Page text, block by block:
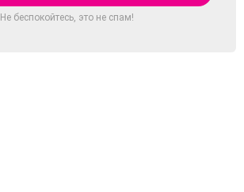
Не беспокойтесь, это не спам!